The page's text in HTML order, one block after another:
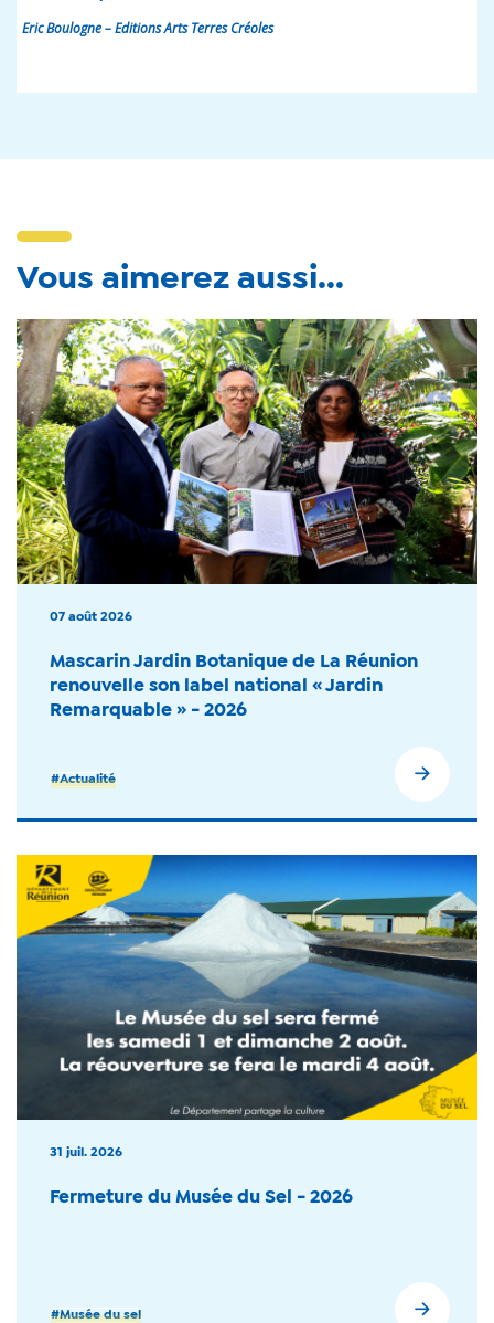
Eric Boulogne – Editions Arts Terres Créoles
Vous aimerez aussi...
07 août 2026
Mascarin Jardin Botanique de La Réunion
renouvelle son label national « Jardin
Remarquable » - 2026
#Actualité
31 juil. 2026
Fermeture du Musée du Sel - 2026
#Musée du sel